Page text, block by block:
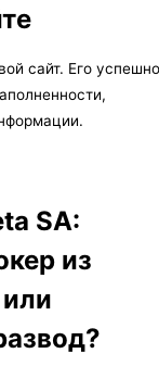
сайт. Его
SA:
из